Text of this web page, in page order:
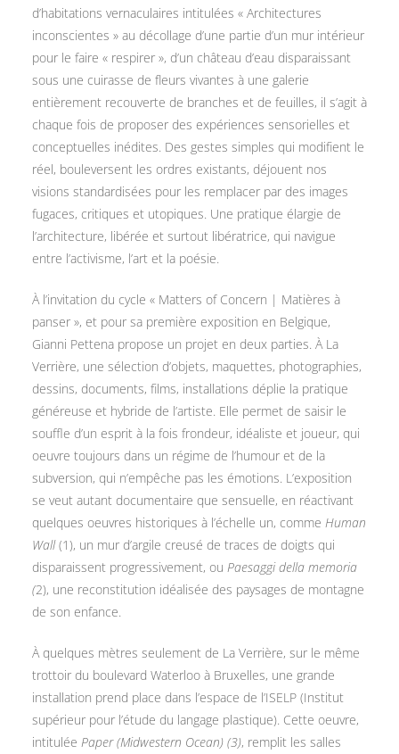
d’habitations vernaculaires intitulées « Architectures
inconscientes » au décollage d’une partie d’un mur intérieur
pour le faire « respirer », d’un château d’eau disparaissant
sous une cuirasse de fleurs vivantes à une galerie
entièrement recouverte de branches et de feuilles, il s’agit à
chaque fois de proposer des expériences sensorielles et
conceptuelles inédites. Des gestes simples qui modifient le
réel, bouleversent les ordres existants, déjouent nos
visions standardisées pour les remplacer par des images
fugaces, critiques et utopiques. Une pratique élargie de
l’architecture, libérée et surtout libératrice, qui navigue
entre l’activisme, l’art et la poésie.
À l’invitation du cycle « Matters of Concern | Matières à
panser », et pour sa première exposition en Belgique,
Gianni Pettena propose un projet en deux parties. À La
Verrière, une sélection d’objets, maquettes, photographies,
dessins, documents, films, installations déplie la pratique
généreuse et hybride de l’artiste. Elle permet de saisir le
souffle d’un esprit à la fois frondeur, idéaliste et joueur, qui
oeuvre toujours dans un régime de l’humour et de la
subversion, qui n’empêche pas les émotions. L’exposition
se veut autant documentaire que sensuelle, en réactivant
quelques oeuvres historiques à l’échelle un, comme Human
Wall(1), un mur d’argile creusé de traces de doigts qui
disparaissent progressivement, ou Paesaggi della memoria
(2), une reconstitution idéalisée des paysages de montagne
de son enfance.
À quelques mètres seulement de La Verrière, sur le même
trottoir du boulevard Waterloo à Bruxelles, une grande
installation prend place dans l’espace de l’ISELP (Institut
supérieur pour l’étude du langage plastique). Cette oeuvre,
intitulée Paper (Midwestern Ocean) (3), remplit les salles